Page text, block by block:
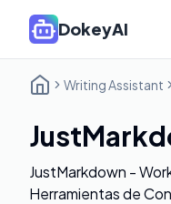
DokeyAI
Writing Assistant
JustMarkdown -
Herramientas de